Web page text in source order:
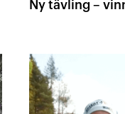
Ny tävling –